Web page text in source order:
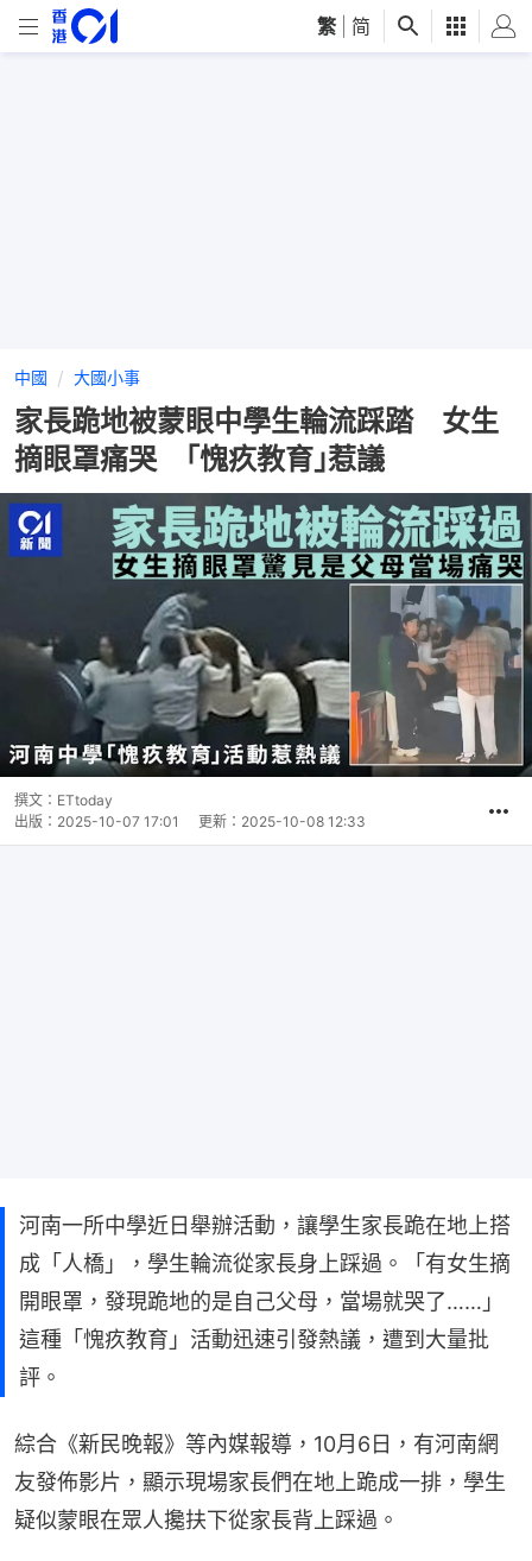
繁 简
中國 大國小事
家長跪地被蒙眼中學生輪流踩踏 女生
摘眼罩痛哭 ｢愧疚教育｣惹議
撰文： ETtoday
出版： 2025-10-07 17:01 更新： 2025-10-08 12:33
河南一所中學近日舉辦活動，讓學生家長跪在地上搭
成「人橋」，學生輪流從家長身上踩過。「有女生摘
開眼罩，發現跪地的是自己父母，當場就哭了……」
這種「愧疚教育」活動迅速引發熱議，遭到大量批
評。
綜合《新民晚報》等內媒報導，10月6日，有河南網
友發佈影片，顯示現場家長們在地上跪成一排，學生
疑似蒙眼在眾人攙扶下從家長背上踩過。